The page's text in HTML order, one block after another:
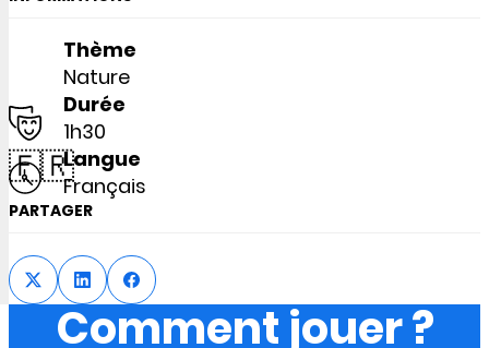
Thème
Nature
Durée
1h30
🇫🇷Langue
Français
PARTAGER
Comment jouer ?